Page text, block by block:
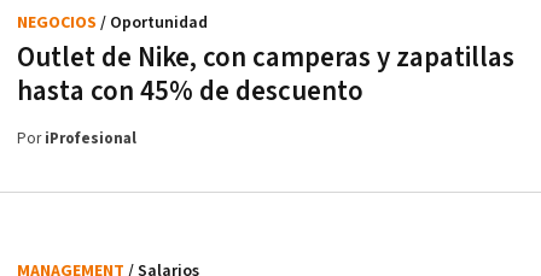
Outlet de Nike, con camperas y zapatillas
hasta con 45% de descuento
NEGOCIOS / Oportunidad
PoriProfesional
MANAGEMENT / Salarios